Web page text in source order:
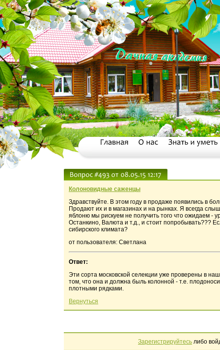
Колоновидные саженцы
Здравствуйте. В этом году в продаже появились в
Продают их и в магазинах и на рынках. Я всегда
яблоню мы рискуем не получить того что ожидаем -
Останкино, Валюта и т.д., и стоит попробывать???
сибирского климата?
от пользователя: Светлана
Ответ:
Эти сорта московской селекции уже проверены в
том, что она и должна быль колонной - т.е.
плотными рядками.
Вернуться
Зарегистрируйтесь либо